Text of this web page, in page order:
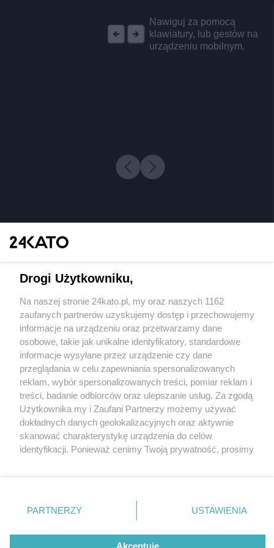
Nawiguj za pomocą
klawiatury, lub gestów na
urządzeniu mobilnym.
1 / 0
Wydawca mediów lokalnych
Nie zapomnij
zapoznać się z:
polityką prywatności regulamin korzystania z portali
Twojemiasto
Piekary Śląskie
Chorzów
Tarnowskie Góry
Gliwice
Skontakuj sięz nami
Kontakt
Wydawca
Redakcja
Drogi Użytkowniku,
Na naszej stronie 24kato.pl, my oraz naszych 1162
zaufanych partnerów uzyskujemy dostęp i przechowujemy
informacje na urządzeniu oraz przetwarzamy dane
osobowe, takie jak unikalne identyfikatory, standardowe
informacje wysyłane przez urządzenie czy dane
przeglądania w celu zapewniania spersonalizowanych
reklam, wybór spersonalizowanych treści, pomiar reklam i
treści, badanie odbiorców oraz ulepszanie usług. Za zgodą
Użytkownika my i Zaufani Partnerzy możemy używać
dokładnych danych geolokalizacyjnych oraz aktywnie
skanować charakterystykę urządzenia do celów
identyfikacji. Ponieważ cenimy Twoją prywatność, prosimy
prywatności znajdujący się w lewym dolnym rogu strony
. Niektóre rodzaje przetwarzania danych nie wymagają
zgody użytkownika, ale masz prawo sprzeciwić się
takiemu przetwarzaniu. Preferencje będą miały
PARTNERZY USTAWIENIA
Akceptuję